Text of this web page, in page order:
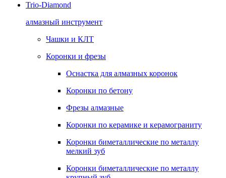
Trio-Diamond
алмазный инструмент
Чашки и КЛТ
Коронки и фрезы
Оснастка для алмазных коронок
Коронки по бетону
Фрезы алмазные
Коронки по керамике и керамограниту
Коронки биметаллические по металлу
мелкий зуб
Коронки биметаллические по металлу